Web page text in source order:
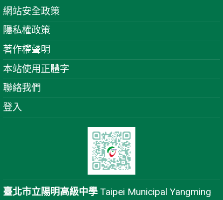
網站安全政策
隱私權政策
著作權聲明
本站使用正體字
聯絡我們
登入
臺北市立陽明高級中學 Taipei Municipal Yangming